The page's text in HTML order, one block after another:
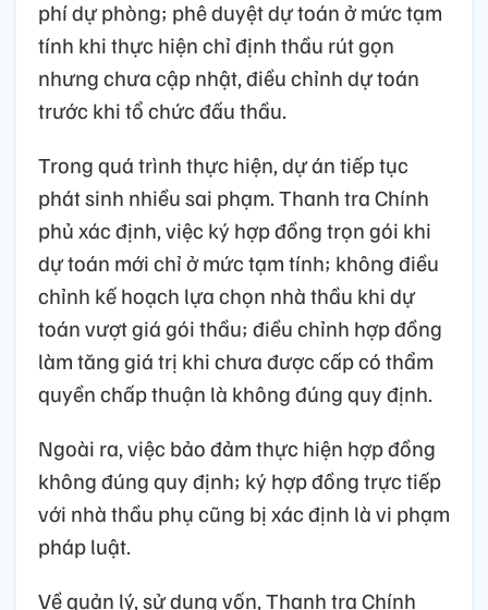
phí dự phòng; phê duyệt dự toán ở mức tạm
tính khi thực hiện chỉ định thầu rút gọn
nhưng chưa cập nhật, điều chỉnh dự toán
trước khi tổ chức đấu thầu.
Trong quá trình thực hiện, dự án tiếp tục
phát sinh nhiều sai phạm. Thanh tra Chính
phủ xác định, việc ký hợp đồng trọn gói khi
dự toán mới chỉ ở mức tạm tính; không điều
chỉnh kế hoạch lựa chọn nhà thầu khi dự
toán vượt giá gói thầu; điều chỉnh hợp đồng
làm tăng giá trị khi chưa được cấp có thẩm
quyền chấp thuận là không đúng quy định.
Ngoài ra, việc bảo đảm thực hiện hợp đồng
không đúng quy định; ký hợp đồng trực tiếp
với nhà thầu phụ cũng bị xác định là vi phạm
pháp luật.
Về quản lý, sử dụng vốn, Thanh tra Chính